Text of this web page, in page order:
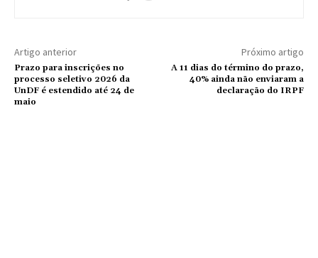
Artigo anterior
Prazo para inscrições no
processo seletivo 2026 da
UnDF é estendido até 24 de
maio
Próximo artigo
A 11 dias do término do prazo,
40% ainda não enviaram a
declaração do IRPF